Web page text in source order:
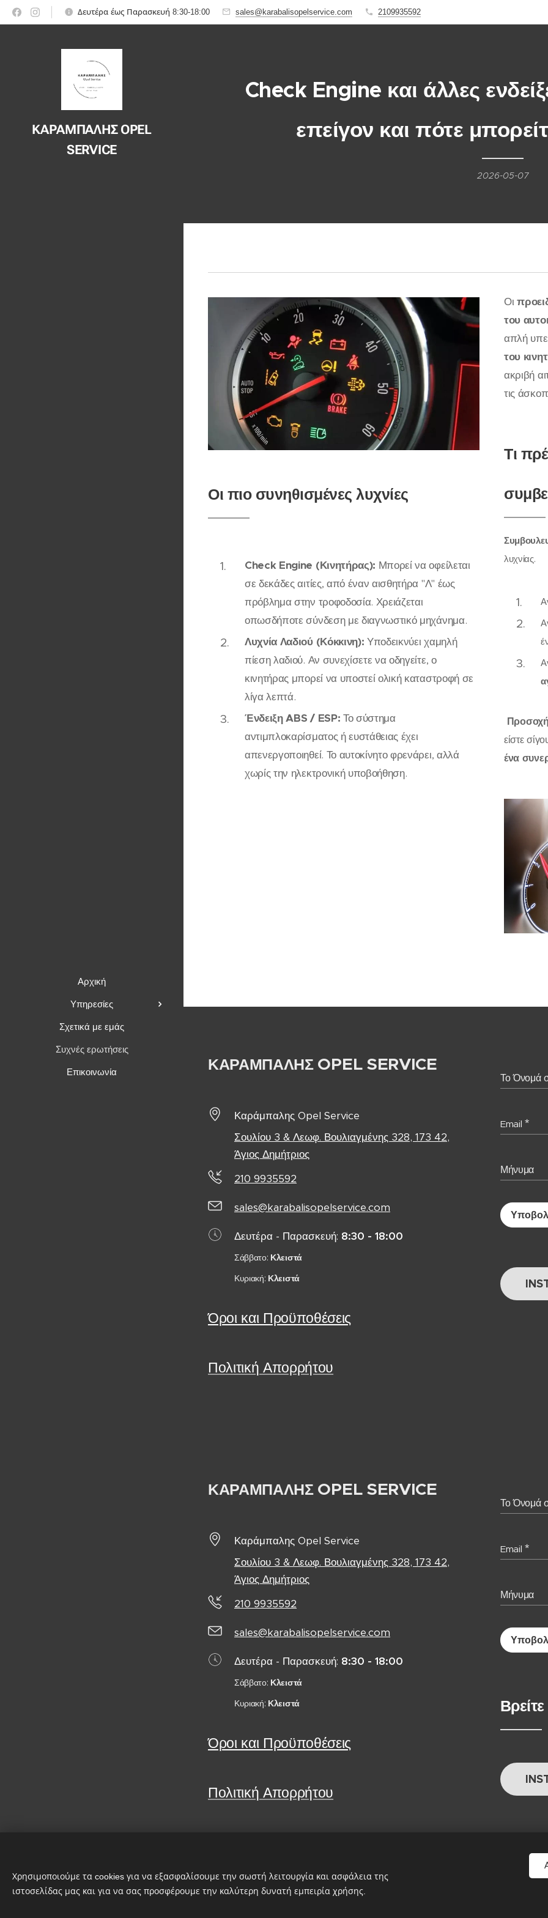
Δευτέρα έως Παρασκευή 8:30-18:00 sales@karabalisopelservice.com 2109935592
ΚΑΡΑΜΠΑΛΗΣ OPEL
SERVICE
Αρχική
Υπηρεσίες
Σχετικά με εμάς
Συχνές ερωτήσεις
Επικοινωνία
Check Engine και άλλες
επείγον και πότε
2026-05-07
Οι πιο συνηθισμένες λυχνίες
Check Engine (Κινητήρας): Μπορεί να οφείλεται
σε δεκάδες αιτίες, από έναν αισθητήρα "Λ" έως
πρόβλημα στην τροφοδοσία. Χρειάζεται
οπωσδήποτε σύνδεση με διαγνωστικό μηχάνημα.
Λυχνία Λαδιού (Κόκκινη): Υποδεικνύει χαμηλή
πίεση λαδιού. Αν συνεχίσετε να οδηγείτε, ο
κινητήρας μπορεί να υποστεί ολική καταστροφή σε
λίγα λεπτά.
Ένδειξη ABS / ESP: Το σύστημα
αντιμπλοκαρίσματος ή ευστάθειας έχει
απενεργοποιηθεί. Το αυτοκίνητο φρενάρει, αλλά
χωρίς την ηλεκτρονική υποβοήθηση.
Οι
του
απλή
του
ακριβή
τις
Τι
λυχνίας.
είστε
ένα
ΚΑΡΑΜΠΑΛΗΣ OPEL SERVICE
Καράμπαλης Opel Service
Σουλίου 3 & Λεωφ. Βουλιαγμένης 328, 173 42,
Άγιος Δημήτριος
210 9935592
sales@karabalisopelservice.com
Δευτέρα - Παρασκευή: 8:30 - 18:00
Σάββατο: Κλειστά
Κυριακή: Κλειστά
Όροι και Προϋποθέσεις
Πολιτική Απορρήτου
Το Όνομά
Email
Μήνυμα
ΚΑΡΑΜΠΑΛΗΣ OPEL SERVICE
Καράμπαλης Opel Service
Σουλίου 3 & Λεωφ. Βουλιαγμένης 328, 173 42,
Άγιος Δημήτριος
210 9935592
sales@karabalisopelservice.com
Δευτέρα - Παρασκευή: 8:30 - 18:00
Σάββατο: Κλειστά
Κυριακή: Κλειστά
Όροι και Προϋποθέσεις
Πολιτική Απορρήτου
Το Όνομά
Email
Μήνυμα
© 2026 Καράμπαλης Opel Service.
Χρησιμοποιούμε τα cookies για να εξασφαλίσουμε την σωστή λειτουργία και ασφάλεια της
ιστοσελίδας μας και για να σας προσφέρουμε την καλύτερη δυνατή εμπειρία χρήσης.